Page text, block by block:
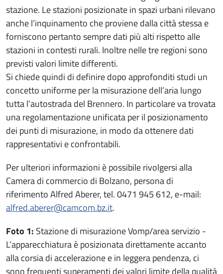
stazione. Le stazioni posizionate in spazi urbani rilevano
anche l’inquinamento che proviene dalla città stessa e
forniscono pertanto sempre dati più alti rispetto alle
stazioni in contesti rurali. Inoltre nelle tre regioni sono
previsti valori limite differenti.
Si chiede quindi di definire dopo approfonditi studi un
concetto uniforme per la misurazione dell’aria lungo
tutta l’autostrada del Brennero. In particolare va trovata
una regolamentazione unificata per il posizionamento
dei punti di misurazione, in modo da ottenere dati
rappresentativi e confrontabili.
Per ulteriori informazioni è possibile rivolgersi alla
Camera di commercio di Bolzano, persona di
riferimento Alfred Aberer, tel. 0471 945 612, e-mail:
alfred.aberer@camcom.bz.it.
Foto 1: Stazione di misurazione Vomp/area servizio -
L’apparecchiatura è posizionata direttamente accanto
alla corsia di accelerazione e in leggera pendenza, ci
sono frequenti superamenti dei valori limite della qualità